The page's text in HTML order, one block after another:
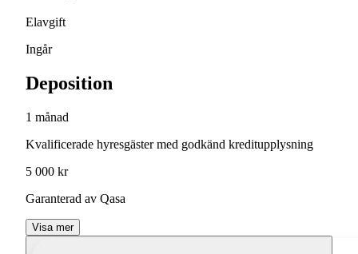
Elavgift
Ingår
Deposition
1 månad
Kvalificerade hyresgäster med godkänd kreditupplysning
5 000 kr
Garanterad av Qasa
Visa mer